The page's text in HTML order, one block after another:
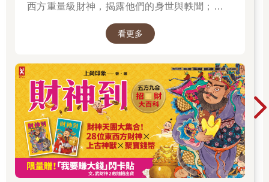
西方重量級財神，揭露他們的身世與軼聞；也介
慧與正能量；從神話、文學、歷史到民間信仰，
看更多